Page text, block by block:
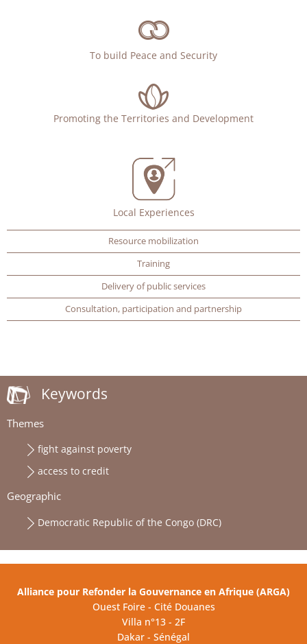
To build Peace and Security
Promoting the Territories and Development
Local Experiences
Resource mobilization
Training
Delivery of public services
Consultation, participation and partnership
Keywords
Themes
fight against poverty
access to credit
Geographic
Democratic Republic of the Congo (DRC)
Alliance pour Refonder la Gouvernance en Afrique (ARGA)
Ouest Foire - Cité Douanes
Villa n°13 - 2F
Dakar - Sénégal